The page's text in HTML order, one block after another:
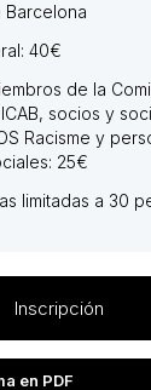
40€
de la
socios y
Racisme y
25€
limitadas a 30
Inscripción
en PDF